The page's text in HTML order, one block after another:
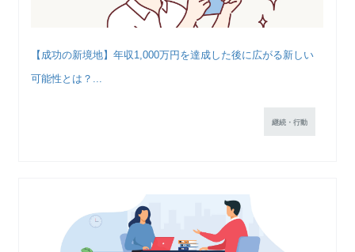
【成功の新境地】年収1,000万円を達成した後に広がる新しい
可能性とは？...
継続・行動